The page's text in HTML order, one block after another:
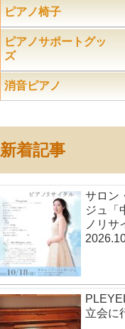
ピアノ椅
ピアノサポートグッ
ズ
消音ピアノ
新着記事
サロン
ジュ「
ノリ
立会に